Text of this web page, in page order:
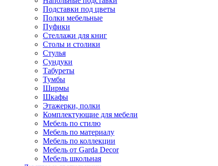
Подставки под цветы
Полки мебельные
Пуфики
Стеллажи для книг
Столы и столики
Стулья
Сундуки
Табуреты
Тумбы
Ширмы
Шкафы
Этажерки, полки
Комплектующие для мебели
Мебель по стилю
Мебель по материалу
Мебель по коллекции
Мебель от Garda Decor
Мебель школьная